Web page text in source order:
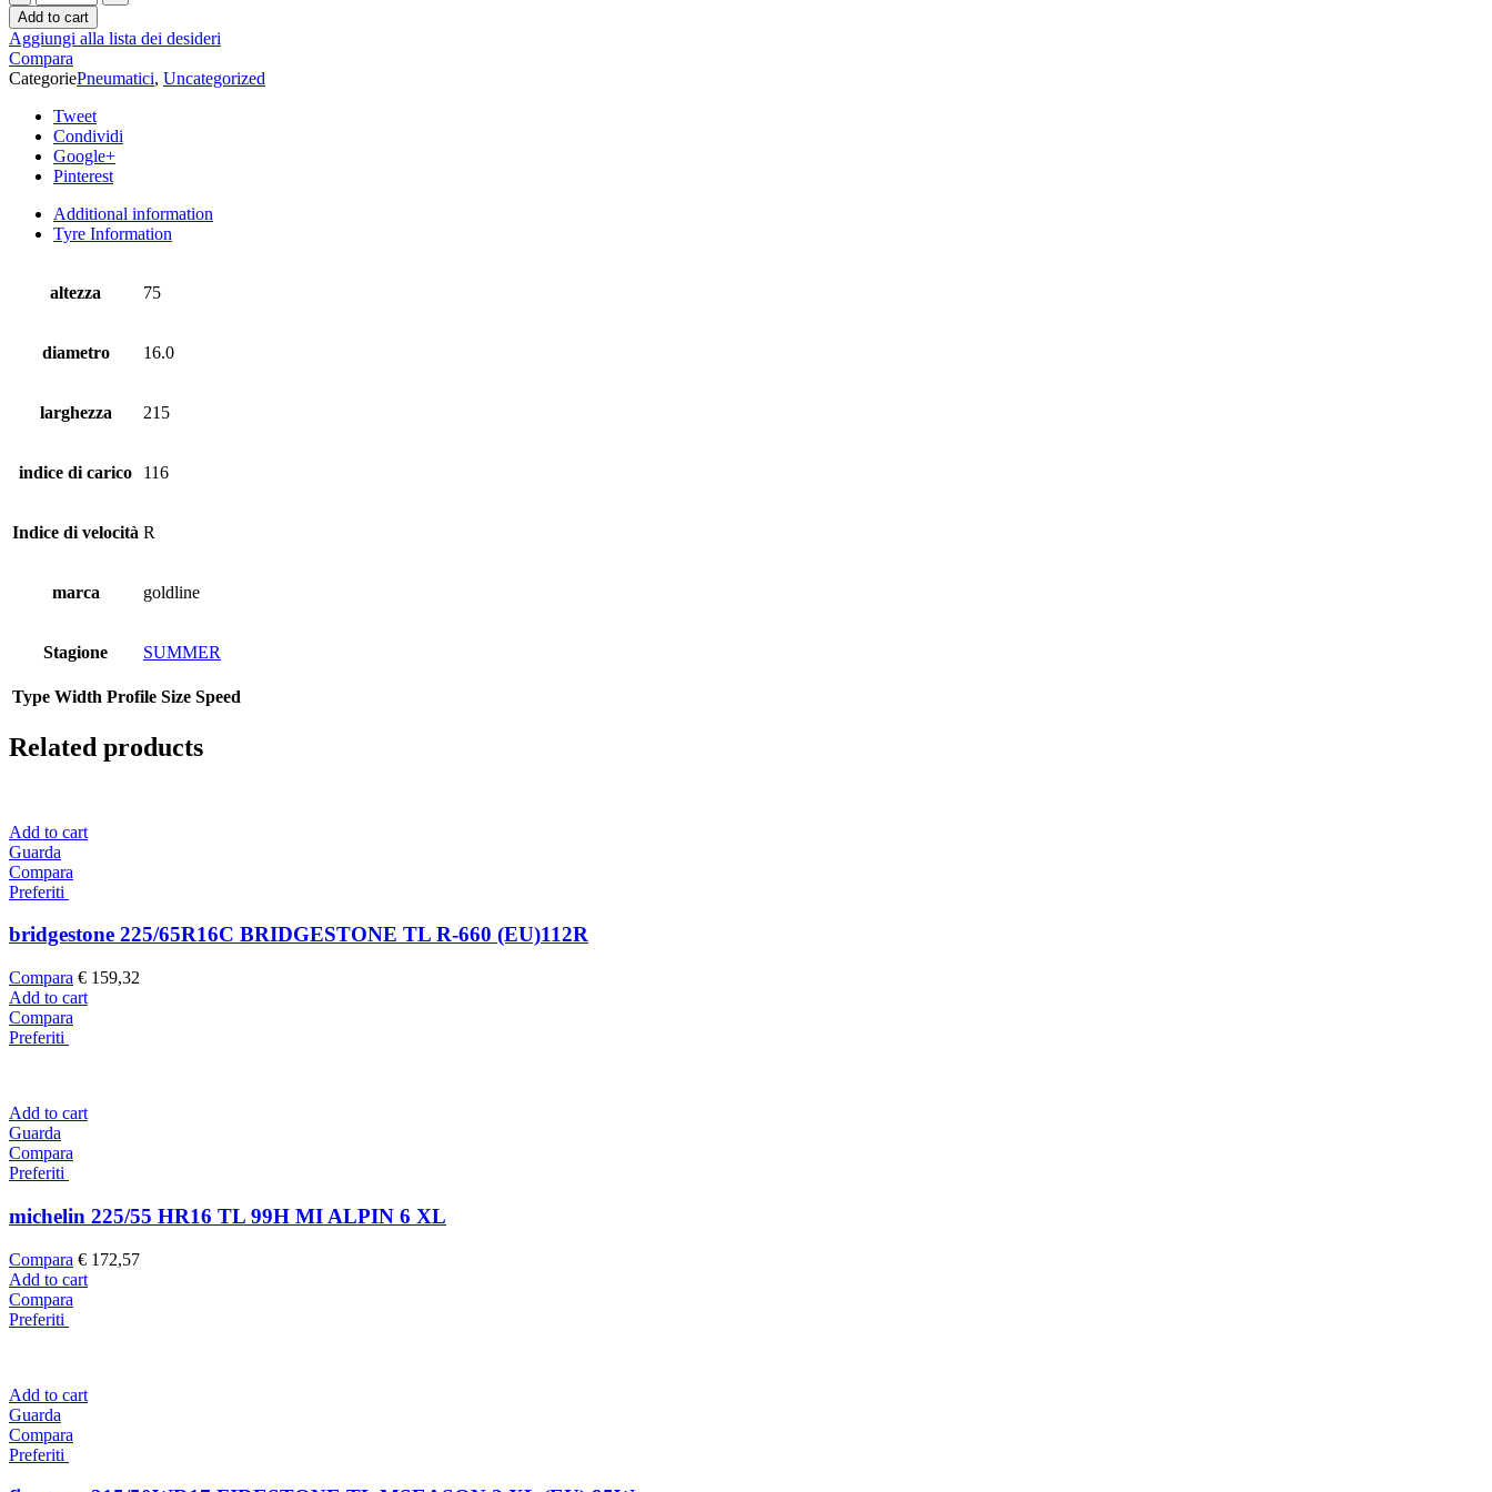
Add to cart
Aggiungi alla lista dei desideri
Compara
CategoriePneumatici, Uncategorized
Tweet
Condividi
Google+
Pinterest
Additional information
Tyre Information
altezza 75
diametro 16.0
larghezza 215
indice di carico 116
Indice di velocità R
marca goldline
Stagione SUMMER
Type Width Profile Size Speed
Related products
Add to cart
Guarda
Compara
Preferiti
bridgestone 225/65R16C BRIDGESTONE TL R-660 (EU)112R
Compara € 159,32
Add to cart
Compara
Preferiti
Add to cart
Guarda
Compara
Preferiti
michelin 225/55 HR16 TL 99H MI ALPIN 6 XL
Compara € 172,57
Add to cart
Compara
Preferiti
Add to cart
Guarda
Compara
Preferiti